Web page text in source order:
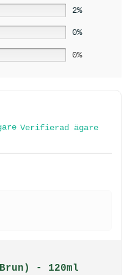
2%
0%
0%
Verifierad ägare
- 120ml